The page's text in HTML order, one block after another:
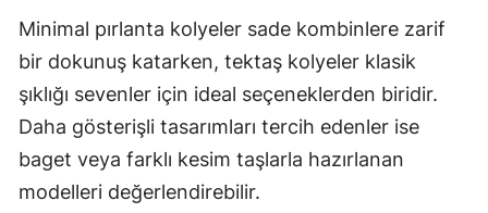
Yozgat
Zonguldak
Aksaray
Bayburt
Minimal pırlanta kolyeler sade kombinlere zarif
bir dokunuş katarken, tektaş kolyeler klasik
şıklığı sevenler için ideal seçeneklerden biridir.
Daha gösterişli tasarımları tercih edenler ise
baget veya farklı kesim taşlarla hazırlanan
modelleri değerlendirebilir.